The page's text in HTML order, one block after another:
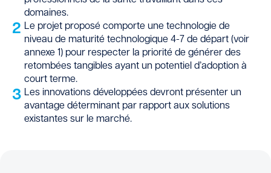
domaines.
2 Le projet proposé comporte une technologie de
niveau de maturité technologique 4-7 de départ (voir
annexe 1) pour respecter la priorité de générer des
retombées tangibles ayant un potentiel d’adoption à
court terme.
3 Les innovations développées devront présenter un
avantage déterminant par rapport aux solutions
existantes sur le marché.